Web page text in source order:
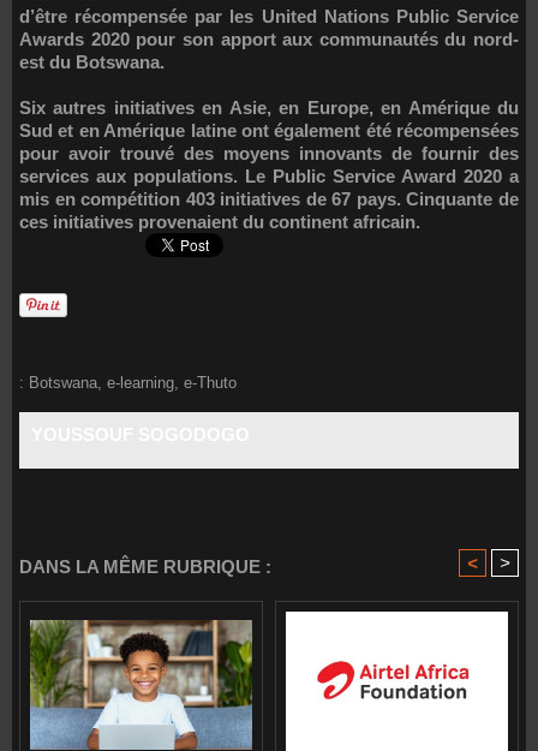
d’être récompensée par les United Nations Public Service
Awards 2020pour son apport aux communautés du nord-
est du Botswana.
Six autres initiatives en Asie, en Europe, en Amérique du
Sud et en Amérique latine ont également été récompensées
pour avoir trouvé des moyens innovants de fournir des
services aux populations. Le Public Service Award 2020 a
mis en compétition 403 initiatives de 67 pays. Cinquante de
ces initiatives provenaient du continent africain.
: Botswana, e-learning, e-Thuto
DANS LA MÊME RUBRIQUE : < >